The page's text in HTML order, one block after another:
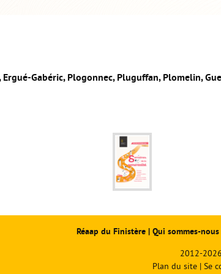
Ergué-Gabéric, Plogonnec, Pluguffan, Plomelin,
Réaap du Finistère| Qui sommes-nous
2012-
Plan du site | Se